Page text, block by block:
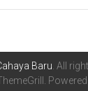
Baru. All